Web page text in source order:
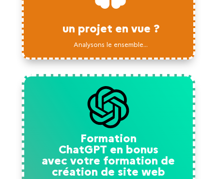
un projet en vue ?
Analysons le ensemble...
Formation
ChatGPT en bonus
avec votre formation de
création de site web